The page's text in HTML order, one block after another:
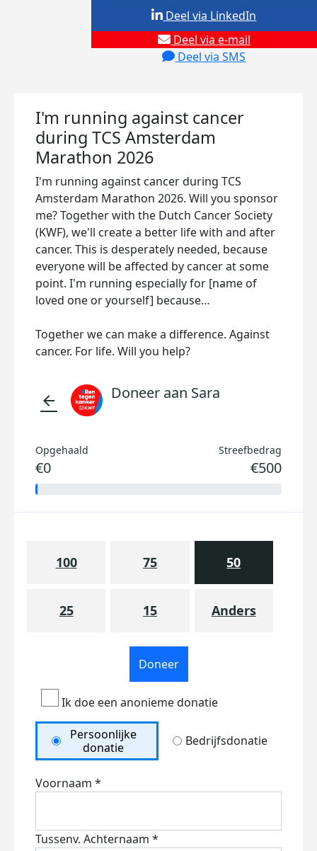
Deel via e-mail
Deel via SMS
Deel via LinkedIn
I'm running against cancer
during TCS Amsterdam
Marathon 2026
I'm running against cancer during TCS
Amsterdam Marathon 2026. Will you sponsor
me? Together with the Dutch Cancer Society
(KWF), we'll create a better life with and after
cancer. This is desperately needed, because
everyone will be affected by cancer at some
point. I'm running especially for [name of
loved one or yourself] because…
Together we can make a difference. Against
cancer. For life. Will you help?
arrow_back Doneer aan Sara
Opgehaald
€0
Streefbedrag
€500
100 75 50
25 15 Anders
Doneer
Ik doe een anonieme donatie
Persoonlijke
donatie
Bedrijfsdonatie
Voornaam *
Tussenv. Achternaam *